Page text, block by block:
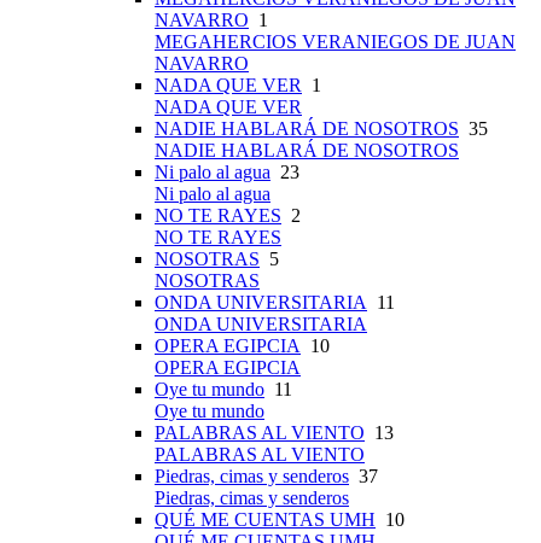
NAVARRO 1
MEGAHERCIOS VERANIEGOS DE JUAN
NAVARRO
NADA QUE VER
1
NADA QUE VER
NADIE HABLARÁ DE NOSOTROS 35
NADIE HABLARÁ DE NOSOTROS
Ni palo al agua 23
Ni palo al agua
NO TE RAYES 2
NO TE RAYES
NOSOTRAS 5
NOSOTRAS
ONDA UNIVERSITARIA
11
ONDA UNIVERSITARIA
OPERA EGIPCIA
10
OPERA EGIPCIA
Oye tu mundo 11
Oye tu mundo
PALABRAS AL VIENTO 13
PALABRAS AL VIENTO
Piedras, cimas y senderos 37
Piedras, cimas y senderos
QUÉ ME CUENTAS UMH 10